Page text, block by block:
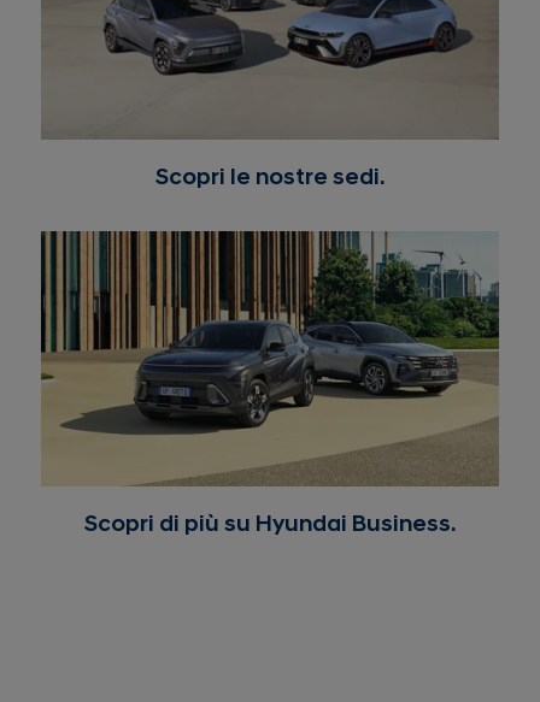
Scopri le nostre sedi.
Scopri di più su Hyundai Business.